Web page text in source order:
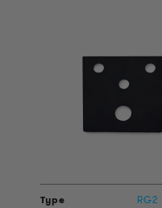
RG2